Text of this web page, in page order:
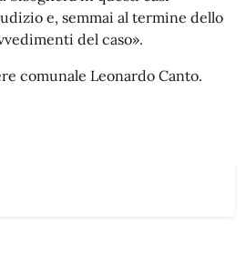
e, semmai al termine dello
del caso».
comunale Leonardo Canto.